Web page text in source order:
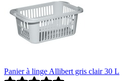
Panier à linge Allibert gris clair 30 L